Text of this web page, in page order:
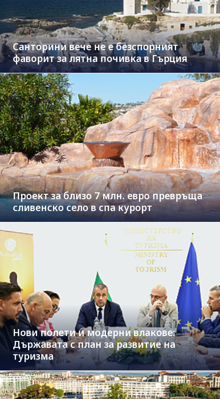
Санторини вече не е безспорният
фаворит за лятна почивка в Гърция
Проект за близо 7 млн. евро превръща
сливенско село в спа курорт
Нови полети и модерни влакове:
Държавата с план за развитие на
туризма